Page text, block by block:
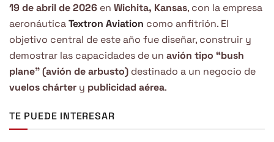
19 de abril de 2026 en Wichita, Kansas, con la empresa
aeronáuticaTextron Aviation como anfitrión. El
objetivo central de este año fue diseñar, construir y
demostrar las capacidades de un avión tipo “bush
plane” (avión de arbusto) destinado a un negocio de
vuelos chárter y publicidad aérea.
TE PUEDE INTERESAR